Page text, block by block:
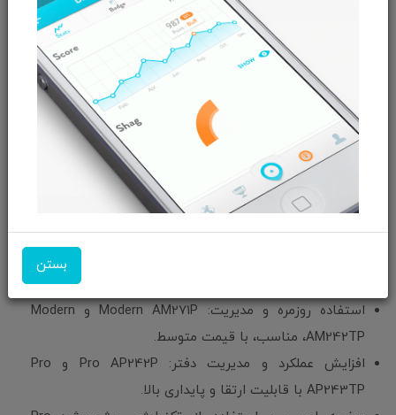
بستن
انتخاب برای استفاده عمومی و تجاری است
گزینه قدرتمند برای دفاتر با قابلیت ارتقا و پورت‌های
فراوان
Pro AP243TP مناسب برای استفاده‌های لمسی و کاربردی با
امکانات چشم‌پوش چشم (Eye-Care Panel)
مدل‌های با نمایشگر بزرگ‌تر (۲۷ اینچی) از Pro AP272P
گزینه مناسبی برای مانیتورینگ و طراحی هستند، اما گرافیک
مجتمع محدودیت دارد .
استفاده روزمره و مدیریت: Modern AM271P و Modern
AM242TP، مناسب، با قیمت متوسط.
افزایش عملکرد و مدیریت دفتر: Pro AP242P و Pro
AP243TP با قابلیت ارتقا و پایداری بالا.